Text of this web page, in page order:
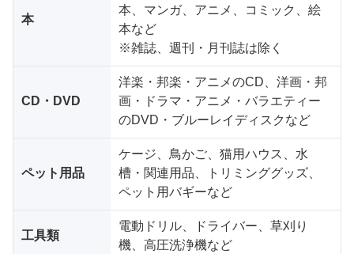
本
本、マンガ、アニメ、コミック、絵
本など
※雑誌、週刊・月刊誌は除く
CD・DVD
洋楽・邦楽・アニメのCD、洋画・邦
画・ドラマ・アニメ・バラエティー
のDVD・ブルーレイディスクなど
ペット用品
ケージ、鳥かご、猫用ハウス、水
槽・関連用品、トリミンググッズ、
ペット用バギーなど
工具類
電動ドリル、ドライバー、草刈り
機、高圧洗浄機など